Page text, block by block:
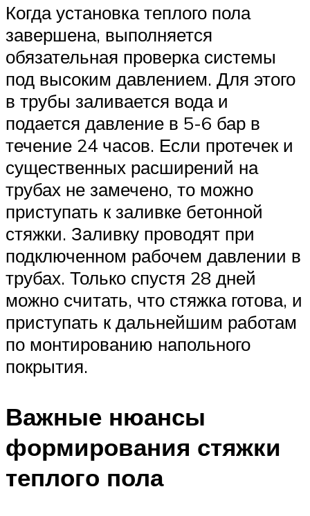
Когда установка теплого пола
завершена, выполняется
обязательная проверка системы
под высоким давлением. Для этого
в трубы заливается вода и
подается давление в 5-6 бар в
течение 24 часов. Если протечек и
существенных расширений на
трубах не замечено, то можно
приступать к заливке бетонной
стяжки. Заливку проводят при
подключенном рабочем давлении в
трубах. Только спустя 28 дней
можно считать, что стяжка готова, и
приступать к дальнейшим работам
по монтированию напольного
покрытия.
Важные нюансы
формирования стяжки
теплого пола